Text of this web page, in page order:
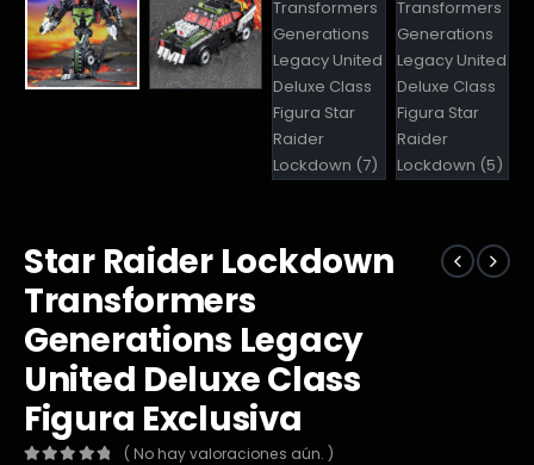
Star Raider Lockdown
Transformers
Generations Legacy
United Deluxe Class
Figura Exclusiva
( No hay valoraciones aún. )